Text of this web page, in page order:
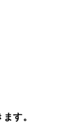
す。